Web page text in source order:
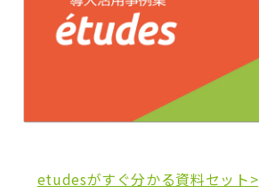
etudesがすぐ分かる資料セット>